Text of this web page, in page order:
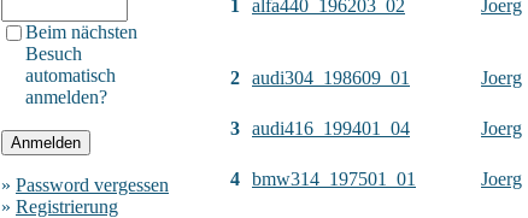
Beim nächsten
Besuch
automatisch
anmelden?
» Password vergessen
» Registrierung
1
alfa440_196203_02 Joerg
2 audi304_198609_01 Joerg
3 audi416_199401_04 Joerg
4 bmw314_197501_01 Joerg